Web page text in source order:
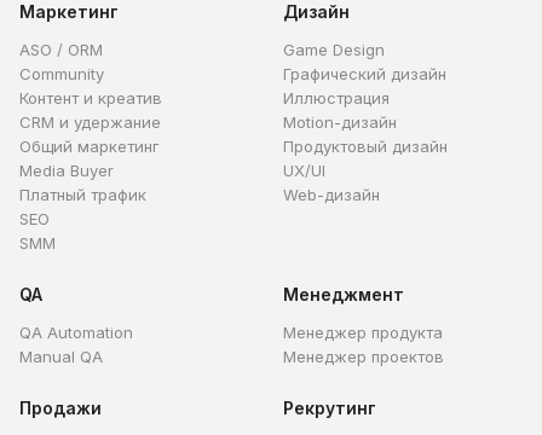
Маркетинг
ASO / ORM
Community
Контент и креатив
CRM и удержание
Общий маркетинг
Media Buyer
Платный трафик
SEO
SMM
Дизайн
Game Design
Графический дизайн
Иллюстрация
Motion-дизайн
Продуктовый дизайн
UX/UI
Web-дизайн
QA
QA Automation
Manual QA
Менеджмент
Менеджер продукта
Менеджер проектов
Продажи Рекрутинг